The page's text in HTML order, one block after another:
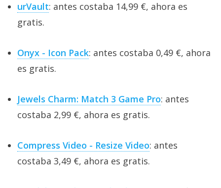
urVault: antes costaba 14,99 €, ahora es
gratis.
Onyx - Icon Pack: antes costaba 0,49 €, ahora
es gratis.
Jewels Charm: Match 3 Game Pro: antes
costaba 2,99 €, ahora es gratis.
Compress Video - Resize Video: antes
costaba 3,49 €, ahora es gratis.